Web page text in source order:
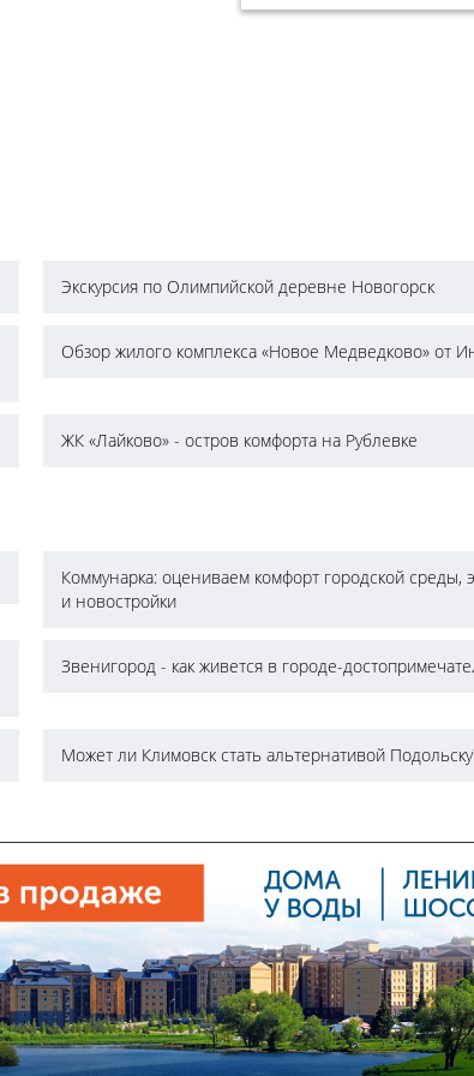
Экскурсия по Олимпийской деревне Новогорск
Обзор жилого комплекса «Новое Медведково» от
ЖК «Лайково» - остров комфорта на Рублевке
Коммунарка: оцениваем комфорт городской среды,
и новостройки
Звенигород - как живется в городе-
Может ли Климовск стать альтернативой